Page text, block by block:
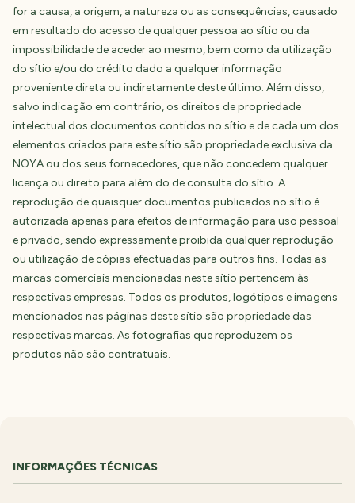
for a causa, a origem, a natureza ou as consequências, causado
em resultado do acesso de qualquer pessoa ao sítio ou da
impossibilidade de aceder ao mesmo, bem como da utilização
do sítio e/ou do crédito dado a qualquer informação
proveniente direta ou indiretamente deste último. Além disso,
salvo indicação em contrário, os direitos de propriedade
intelectual dos documentos contidos no sítio e de cada um dos
elementos criados para este sítio são propriedade exclusiva da
NOYA ou dos seus fornecedores, que não concedem qualquer
licença ou direito para além do de consulta do sítio. A
reprodução de quaisquer documentos publicados no sítio é
autorizada apenas para efeitos de informação para uso pessoal
e privado, sendo expressamente proibida qualquer reprodução
ou utilização de cópias efectuadas para outros fins. Todas as
marcas comerciais mencionadas neste sítio pertencem às
respectivas empresas. Todos os produtos, logótipos e imagens
mencionados nas páginas deste sítio são propriedade das
respectivas marcas. As fotografias que reproduzem os
produtos não são contratuais.
INFORMAÇÕES TÉCNICAS